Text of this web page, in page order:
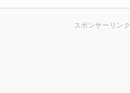
スポンサーリンク